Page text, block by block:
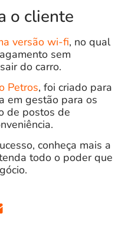
o cliente
versão wi-fi, no qual
sem
do carro.
Petros, foi criado para
em gestão para os
de postos de
conheça mais a
todo o poder que